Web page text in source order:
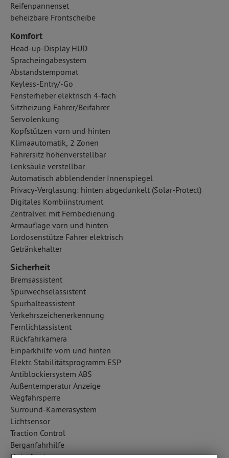
Reifenpannenset
beheizbare Frontscheibe
Komfort
Head-up-Display HUD
Spracheingabesystem
Abstandstempomat
Keyless-Entry/-Go
Fensterheber elektrisch 4-fach
Sitzheizung Fahrer/Beifahrer
Servolenkung
Kopfstützen vorn und hinten
Klimaautomatik, 2 Zonen
Fahrersitz höhenverstellbar
Lenksäule verstellbar
Automatisch abblendender Innenspiegel
Privacy-Verglasung: hinten abgedunkelt (Solar-Protect)
Digitales Kombiinstrument
Zentralver. mit Fernbedienung
Armauflage vorn und hinten
Lordosenstütze Fahrer elektrisch
Getränkehalter
Sicherheit
Bremsassistent
Spurwechselassistent
Spurhalteassistent
Verkehrszeichenerkennung
Fernlichtassistent
Rückfahrkamera
Einparkhilfe vorn und hinten
Elektr. Stabilitätsprogramm ESP
Antiblockiersystem ABS
Außentemperatur Anzeige
Wegfahrsperre
Surround-Kamerasystem
Lichtsensor
Traction Control
Berganfahrhilfe